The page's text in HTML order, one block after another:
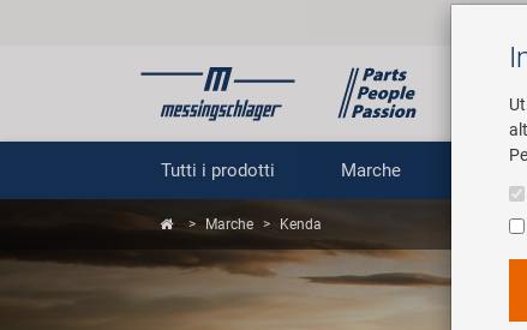
Tutti i prodotti Marche
Marche Kenda